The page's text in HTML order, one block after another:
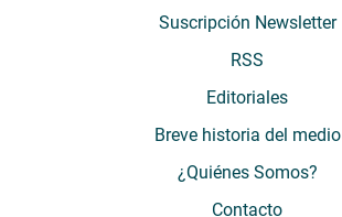
Suscripción Newsletter
RSS
Editoriales
Breve historia del medio
¿Quiénes Somos?
Contacto